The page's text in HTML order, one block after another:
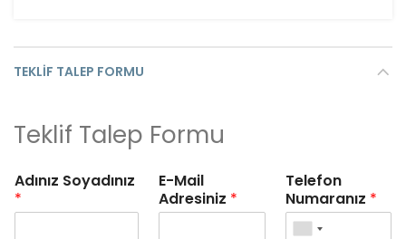
TEKLIF TALEP FORMU
Teklif Talep Formu
Adınız Soyadınız
*
E-Mail
Adresiniz *
Telefon
Numaranız *